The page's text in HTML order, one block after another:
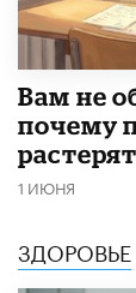
​Вам не
почему
1 ИЮНЯ
ЗДОРОВЬЕ